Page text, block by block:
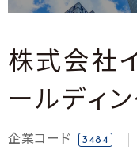
株式会社
ールディ
企業コード 3484